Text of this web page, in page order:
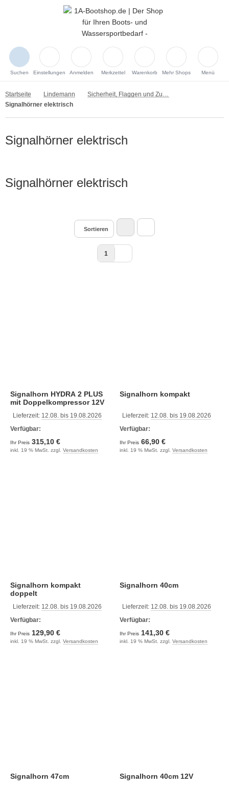
Suchen Einstellungen Anmelden Merkzettel Warenkorb Mehr Shops Menü
Startseite Lindemann
Sicherheit, Flaggen und Zubehör
Signalhörner elektrisch
Signalhörner elektrisch
Signalhörner elektrisch
Sortieren
1
Signalhorn HYDRA 2 PLUS
mit Doppelkompressor 12V
Lieferzeit: 12.08. bis 19.08.2026
Verfügbar:
Ihr Preis 315,10 €
inkl. 19 % MwSt. zzgl. Versandkosten
Signalhorn kompakt
Lieferzeit: 12.08. bis 19.08.2026
Verfügbar:
Ihr Preis 66,90 €
inkl. 19 % MwSt. zzgl. Versandkosten
Signalhorn kompakt
doppelt
Lieferzeit: 12.08. bis 19.08.2026
Verfügbar:
Ihr Preis 129,90 €
inkl. 19 % MwSt. zzgl. Versandkosten
Signalhorn 40cm
Lieferzeit: 12.08. bis 19.08.2026
Verfügbar:
Ihr Preis 141,30 €
inkl. 19 % MwSt. zzgl. Versandkosten
Signalhorn 47cm Signalhorn 40cm 12V